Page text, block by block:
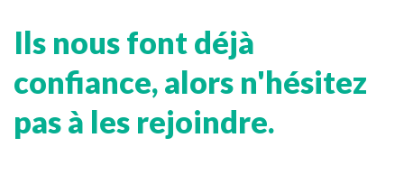
Ils nous font déjà
confiance, alors n'hésitez
pas à les rejoindre.